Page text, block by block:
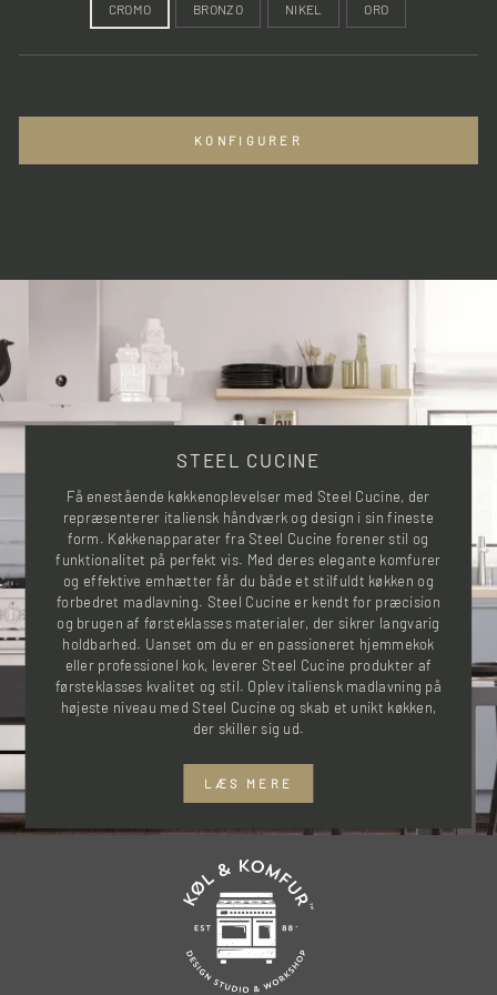
Pizzasten/Bagesten
Beholder til vand
CROMO BRONZO NIKEL ORO
KONFIGURER
STEEL CUCINE
Få enestående køkkenoplevelser med Steel Cucine, der
repræsenterer italiensk håndværk og design i sin fineste
form. Køkkenapparater fra Steel Cucine forener stil og
funktionalitet på perfekt vis. Med deres elegante komfurer
og effektive emhætter får du både et stilfuldt køkken og
forbedret madlavning. Steel Cucine er kendt for præcision
og brugen af førsteklasses materialer, der sikrer langvarig
holdbarhed. Uanset om du er en passioneret hjemmekok
eller professionel kok, leverer Steel Cucine produkter af
førsteklasses kvalitet og stil. Oplev italiensk madlavning på
højeste niveau med Steel Cucine og skab et unikt køkken,
der skiller sig ud.
LÆS MERE